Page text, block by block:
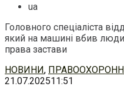
ua
Головного спеціаліста
який на машині вбив
права застави
Перейти
до
НОВИНИ,
21.07.202511:51